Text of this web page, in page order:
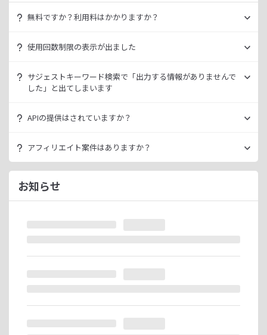
無料ですか？利用料はかかりますか？
いきなり課金されるようなことはございませんので、安心し
ただ、有料プランを利用することでよりニッチなキーワード
上させることができます。
使用回数制限の表示が出ました
ラッコID（メールアドレスのみ30秒登録）にご登録いただく
ことで制限が緩和されます。（※制限リセットは0時）
ご登録済みで制限に到達された場合は、有料プランのご利用
サジェストキーワード検索で「出力する情報がありませんで
した」と出てしまいます
ッコキーワードでも出力することができません。
サジェスト情報を出さない仕様になっております。
今後はサジェスト以外のキーワード取得手段も有料プランに
て提供してまいりますので、そちらにて対応できる見通しで
ございます。
APIの提供はされていますか？
詳細は ラッコキーワードAPIドキュメント
い。
アフィリエイト案件はありますか？
ラッコIDアフィリエイトにて、「ラッコキーワード」のアフ
ィリエイト案件をお取り扱いいたしております。
無料のユーザー登録、利用開始（初回ログイン）と有料プラ
ラッコIDアフィリエイトは、「ユーザー情報」「銀行口座情
お知らせ